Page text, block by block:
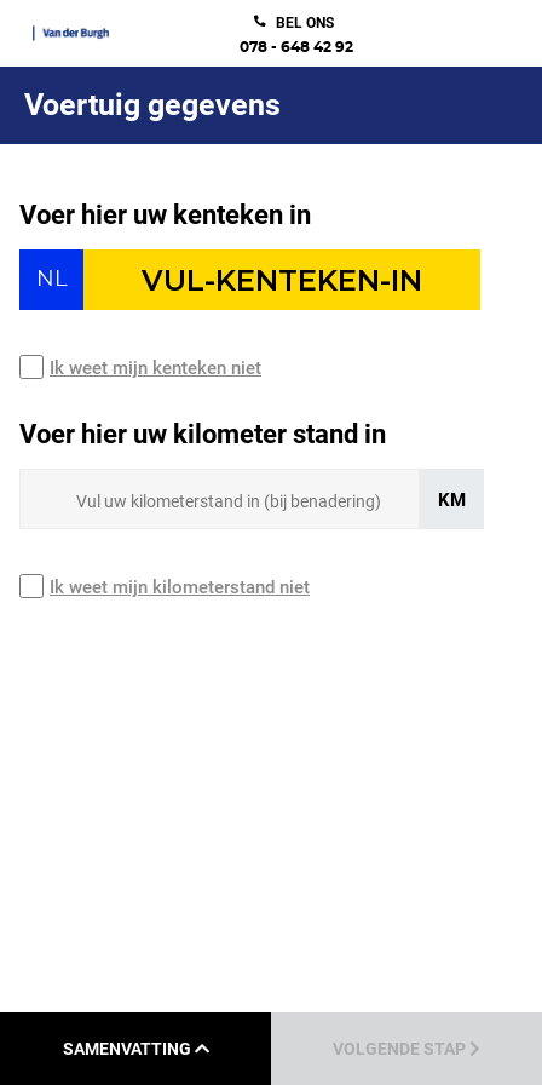
BEL ONS
078 - 648 42 92
Voertuig gegevens
VOLGENDE STAP
SAMENVATTING
Voer hier uw kenteken in
NL
Ik weet mijn kenteken niet
Voer hier uw kilometer stand in
KM
Ik weet mijn kilometerstand niet